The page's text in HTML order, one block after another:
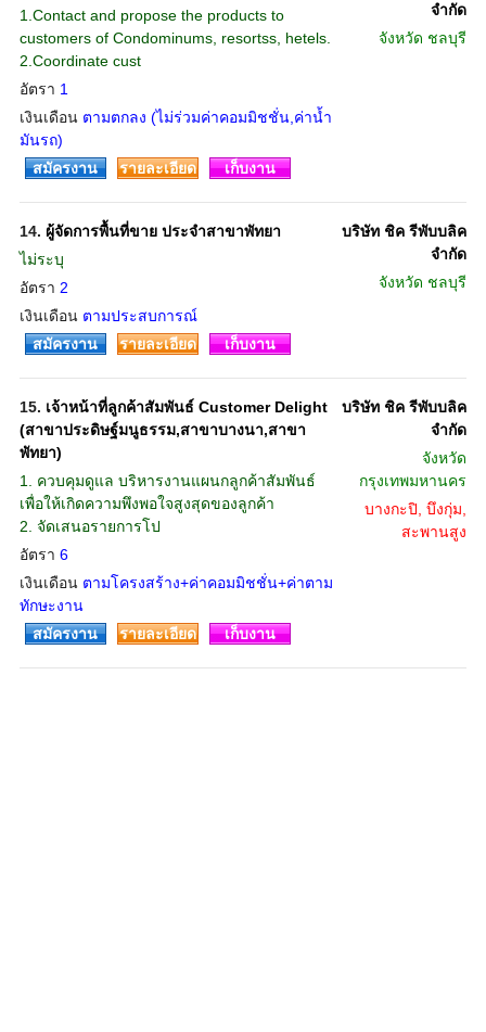
1.Contact and propose the products to
customers of Condominums, resortss, hetels.
2.Coordinate cust
อัตรา 1
เงินเดือน ตามตกลง (ไม่ร่วมค่าคอมมิชชั่น,ค่าน้ำ
มันรถ)
จำกัด
จังหวัด ชลบุรี
สมัครงาน รายละเอียด เก็บงาน
14. ผู้จัดการพื้นที่ขาย ประจำสาขาพัทยา
ไม่ระบุ
อัตรา 2
เงินเดือน ตามประสบการณ์
บริษัท ชิค รีพับบลิค
จำกัด
จังหวัด ชลบุรี
สมัครงาน รายละเอียด เก็บงาน
15. เจ้าหน้าที่ลูกค้าสัมพันธ์ Customer Delight
(สาขาประดิษฐ์มนูธรรม,สาขาบางนา,สาขา
พัทยา)
1. ควบคุมดูแล บริหารงานแผนกลูกค้าสัมพันธ์
เพื่อให้เกิดความพึงพอใจสูงสุดของลูกค้า
2. จัดเสนอรายการโป
อัตรา 6
เงินเดือน ตามโครงสร้าง+ค่าคอมมิชชั่น+ค่าตาม
ทักษะงาน
บริษัท ชิค รีพับบลิค
จำกัด
จังหวัด
กรุงเทพมหานคร
บางกะปิ, บึงกุ่ม,
สะพานสูง
สมัครงาน รายละเอียด เก็บงาน